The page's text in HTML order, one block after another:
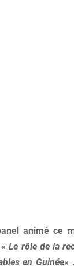
animé ce
«Le rôle de la
en Guinée«